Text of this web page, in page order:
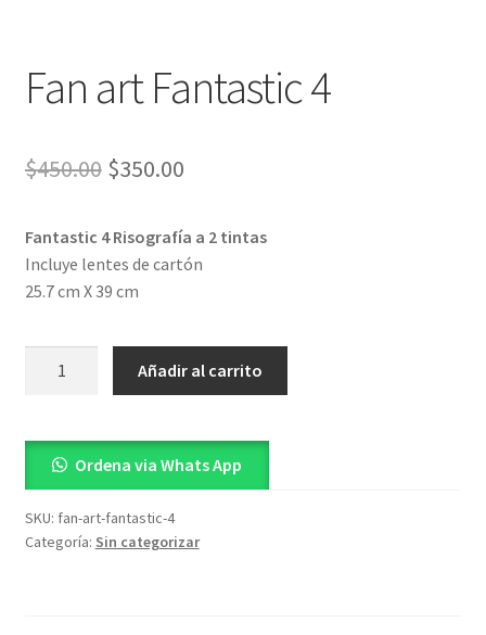
Fan art Fantastic 4
$450.00 El
original
era:
$350.00El
actual
Fantastic 4 Risografía a 2 tintas
Incluye lentes de cartón
25.7 cm X 39 cm
4
cantidad
Añadir al carrito
Ordena via Whats App
SKU: fan-art-fantastic-4
Categoría: Sin categorizar